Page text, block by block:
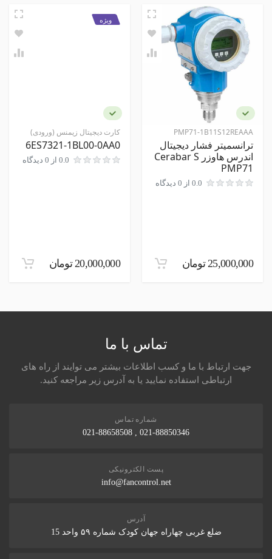
نمایشگر
عقربه ای
مخصات اصلی
روتامتر
نوع سیال
نوع محاسبه
حجمی
نام و نام خانوادگی
نظر شما
PMP71-1B11S12REAAA
ترانسمیتر فشار دیجیتال
اندرس هاوزر Cerabar S
PMP71
0.0 از 0 دیدگاه
25,000,000 تومان
کارت دیجیتال زیمنس (ورودی)
ویژه
6ES7321-1BL00-0AA0
0.0 از 0 دیدگاه
20,000,000 تومان
تماس با ما
جهت ارتباط با ما و کسب اطلاعات بیشتر می توایند از راه های
ارتباطی استفاده نمایید یا به آدرس زیر مراجعه کنید.
شماره تماس
021-88850346 , 021-88658508
پست الکترونیکی
info@fancontrol.net
آدرس
ضلع غربی چهاراه جهان کودک شماره ۵۹ واحد 15